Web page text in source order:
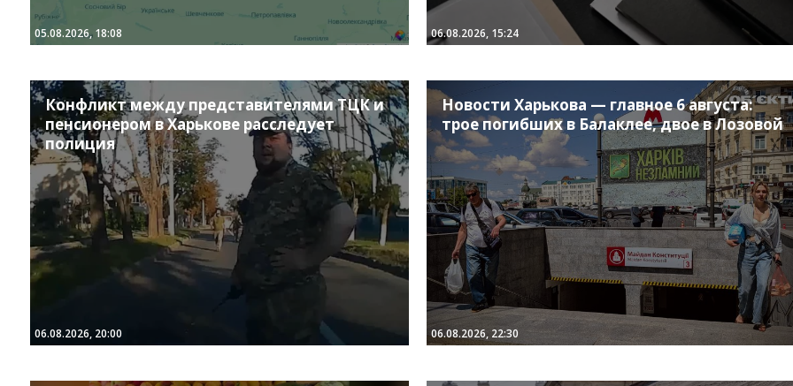
05.08.2026, 18:08 06.08.2026, 15:24
Конфликт между представителями ТЦК и
пенсионером в Харькове расследует
полиция
06.08.2026, 20:00
Новости Харькова — главное 6 августа:
трое погибших в Балаклее, двое в Лозовой
06.08.2026, 22:30